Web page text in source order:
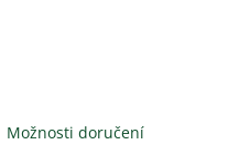
Možnosti doručení